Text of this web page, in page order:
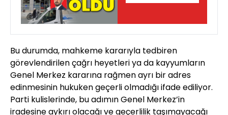
Bu durumda, mahkeme kararıyla tedbiren
görevlendirilen çağrı heyetleri ya da kayyumların
Genel Merkez kararına rağmen ayrı bir adres
edinmesinin hukuken geçerli olmadığı ifade ediliyor.
Parti kulislerinde, bu adımın Genel Merkez’in
iradesine aykırı olacağı ve geçerlilik taşımayacağı